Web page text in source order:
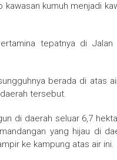
kumuh menjadi
tepatnya di Jalan
berada di atas
tersebut.
di daerah seluar 6,7
yang hijau di
ke kampung atas air ini.